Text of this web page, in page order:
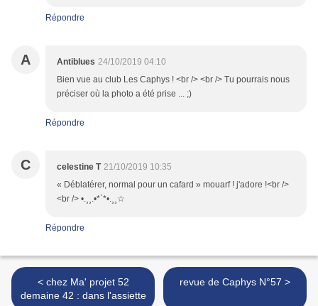
Répondre
A Antiblues 24/10/2019 04:10
Bien vue au club Les Caphys ! <br /> <br /> Tu pourrais nous
préciser où la photo a été prise ... ;)
Répondre
C celestine T 21/10/2019 10:35
« Déblatérer, normal pour un cafard » mouarf ! j'adore !<br />
<br /> •.¸¸.•*`*•.¸¸☆
Répondre
< chez Ma' projet 52
demaine 42 : dans l'assiette
revue de Caphys N°57 >